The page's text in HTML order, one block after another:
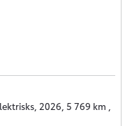
2026, 5 769 km ,